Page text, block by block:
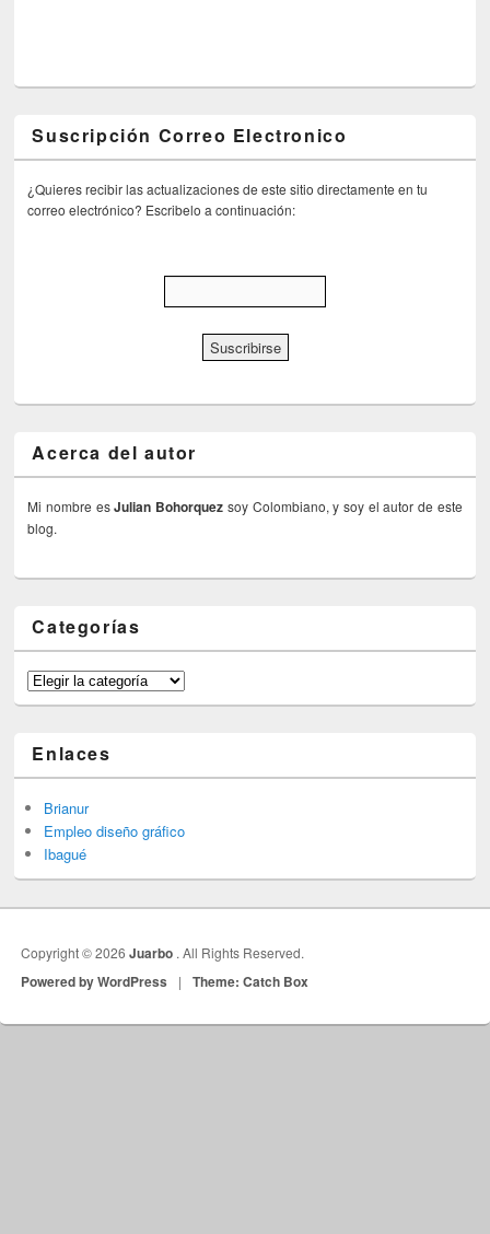
Suscripción Correo Electronico
¿Quieres recibir las actualizaciones de este sitio directamente en tu
correo electrónico? Escribelo a continuación:
Acerca del autor
Mi nombre esJulian Bohorquez soy Colombiano, y soy el autor de este
blog.
Categorías
Categorías
Enlaces
Brianur
Empleo diseño gráfico
Ibagué
Copyright © 2026Juarbo . All Rights Reserved.
Powered by WordPress | Theme: Catch Box